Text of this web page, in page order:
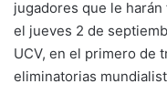
jugadores que le
el jueves 2 de
UCV, en el primero de
eliminatorias